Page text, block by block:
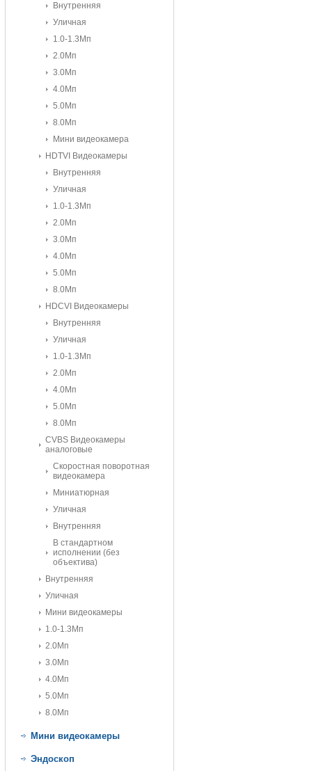
Внутренняя
Уличная
1.0-1.3Мп
2.0Мп
3.0Мп
4.0Мп
5.0Мп
8.0Мп
Мини видеокамера
HDTVI Видеокамеры
Внутренняя
Уличная
1.0-1.3Мп
2.0Мп
3.0Мп
4.0Мп
5.0Мп
8.0Мп
HDCVI Видеокамеры
Внутренняя
Уличная
1.0-1.3Мп
2.0Мп
4.0Мп
5.0Мп
8.0Mп
CVBS Видеокамеры
аналоговые
Скоростная поворотная
видеокамера
Миниатюрная
Уличная
Внутренняя
В стандартном
исполнении (без
объектива)
Внутренняя
Уличная
Мини видеокамеры
1.0-1.3Мп
2.0Мп
3.0Мп
4.0Мп
5.0Мп
8.0Мп
Мини видеокамеры
Эндоскоп